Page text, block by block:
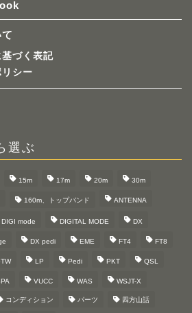
づく表記
シー
選ぶ
15m 17m 20m 30m
160m、トップバンド ANTENNA
DIGI mode DIGITAL MODE DX
DX pedi EME FT4 FT8
LP Pedi PKT QSL
VUCC WAS WSJT-X
コンディション パーツ 四方山話